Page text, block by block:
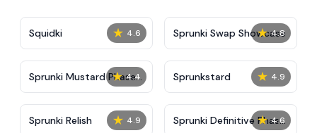
★ 4.6
Squidki ★ 4.8
Sprunki Swap Showcase
★ 4.4
Sprunki Mustard Phase
2
★ 4.9
Sprunkstard
★ 4.9
Sprunki Relish ★ 4.6
Sprunki Definitive Phase